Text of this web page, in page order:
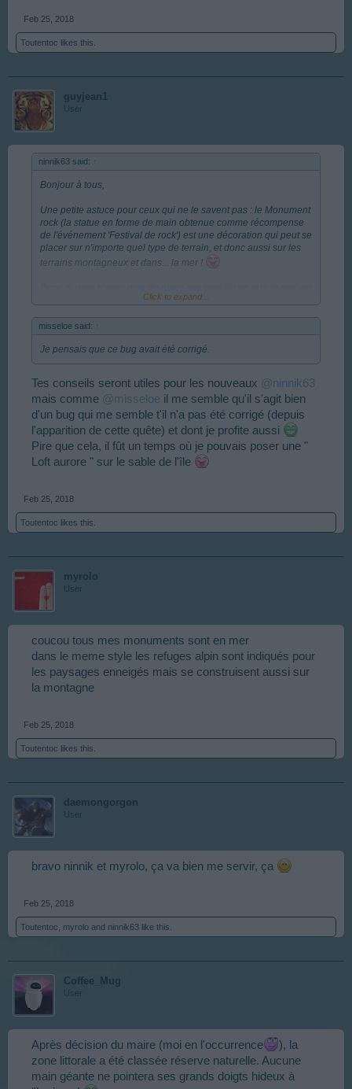
Feb 25, 2018
Toutentoc likes this.
guyjean1
User
ninnik63 said:
Bonjour à tous,
Une petite astuce pour ceux qui ne le savent pas : le Monument
rock (la statue en forme de main obtenue comme récompense
de l'événement 'Festival de rock') est une décoration qui peut se
placer sur n'importe quel type de terrain, et donc aussi sur les
terrains montagneux et dans... la mer !
quasi vide), que vous en possédez quelques dizaines comme
bonne idée est de les poser dans la mer !
Je sais, ce n'est peut-être pas très esthétique ni logique de
placer une statue dans la mer, mais pour une fois qu'il y a un
bug qu'on peut utiliser à notre avantage...
Click to expand...
misseloe said:
Je pensais que ce bug avait été corrigé.
Tes conseils seront utiles pour les nouveaux @ninnik63
mais comme @misseloe il me semble qu'il s'agit bien
d'un bug qui me semble t'il n'a pas été corrigé (depuis
l'apparition de cette quête) et dont je profite aussi
Pire que cela, il fût un temps où je pouvais poser une "
Loft aurore " sur le sable de l'île
Feb 25, 2018
Toutentoc likes this.
myrolo
User
coucou tous mes monuments sont en mer
dans le meme style les refuges alpin sont indiqués pour
les paysages enneigés mais se construisent aussi sur
la montagne
Feb 25, 2018
Toutentoc likes this.
daemongorgon
User
bravo ninnik et myrolo, ça va bien me servir, ça
Feb 25, 2018
Toutentoc myrolo and ninnik63 like this.
Coffee_Mug
User
Après décision du maire (moi en l'occurrence
), la
zone littorale a été classée réserve naturelle. Aucune
main géante ne pointera ses grands doigts hideux à